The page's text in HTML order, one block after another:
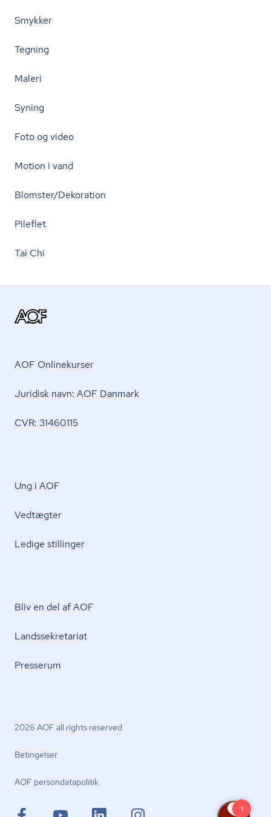
Smykker
Tegning
Maleri
Syning
Foto og video
Motion i vand
Blomster/Dekoration
Pileflet
Tai Chi
AOF Onlinekurser
Juridisk navn: AOF Danmark
CVR: 31460115
Ung i AOF
Vedtægter
Ledige stillinger
Bliv en del af AOF
Lands­se­kre­ta­ri­at
Presserum
2026 AOF all rights reserved
Betingelser
AOF per­son­da­ta­po­li­tik